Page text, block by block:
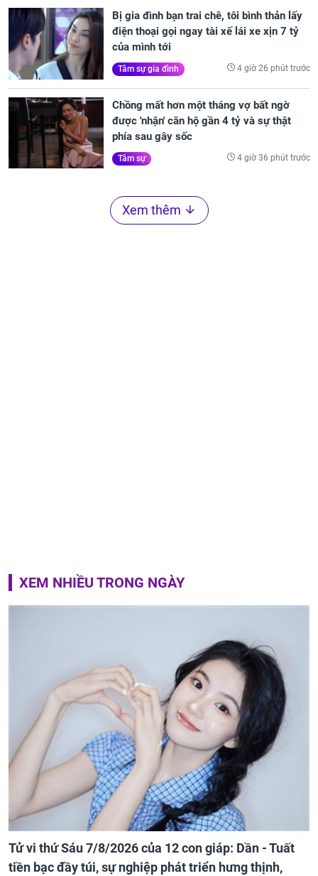
Bị gia đình bạn trai chê, tôi bình thản lấy
điện thoại gọi ngay tài xế lái xe xịn 7 tỷ
của mình tới
Tâm sự gia đình 4 giờ 26 phút trước
Chồng mất hơn một tháng vợ bất ngờ
được 'nhận' căn hộ gần 4 tỷ và sự thật
phía sau gây sốc
Tâm sự 4 giờ 36 phút trước
Xem thêm
XEM NHIỀU TRONG NGÀY
Tử vi thứ Sáu 7/8/2026 của 12 con giáp: Dần - Tuất
tiền bạc đầy túi, sự nghiệp phát triển hưng thịnh,